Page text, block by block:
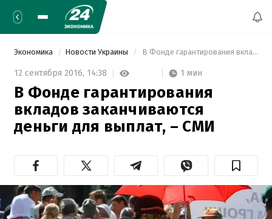
Экономика Новости Украины В Фонде гарантирования вкладов заканчиваются деньги для выплат, – СМИ
12 сентября 2016, 14:38 1 мин
В Фонде гарантирования
вкладов заканчиваются
деньги для выплат, – СМИ